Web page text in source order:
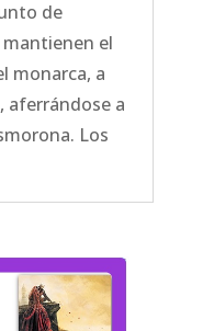
de
el
monarca, a
aferrándose a
Los